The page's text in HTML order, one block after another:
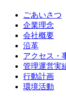
ごあいさつ
企業理念
会社概要
沿革
アクセス・
管理運営実
行動計画
環境活動